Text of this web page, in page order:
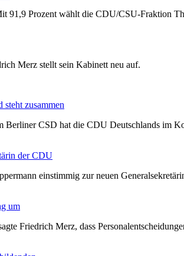
91,9 Prozent wählt die CDU/CSU-Fraktion
Merz stellt sein Kabinett neu auf.
zusammen
Berliner CSD hat die CDU Deutschlands im
der CDU
einstimmig zur neuen
um
Friedrich Merz, dass